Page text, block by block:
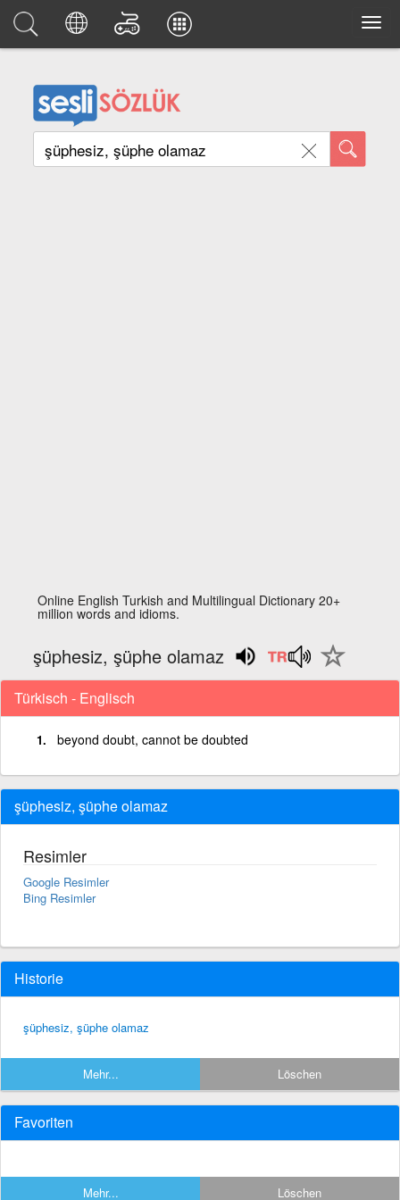
Online English Turkish and Multilingual Dictionary 20+
million words and idioms.
şüphesiz, şüphe olamaz
Türkisch - Englisch
beyond doubt, cannot be doubted
şüphesiz, şüphe olamaz
Resimler
Google Resimler
Bing Resimler
Historie
şüphesiz, şüphe olamaz
Mehr... Löschen
Favoriten
Mehr... Löschen